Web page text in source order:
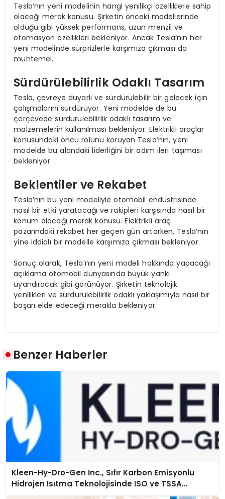
Tesla’nın yeni modelinin hangi yenilikçi özelliklere sahip
olacağı merak konusu. Şirketin önceki modellerinde
olduğu gibi yüksek performans, uzun menzil ve
otomasyon özellikleri bekleniyor. Ancak Tesla’nın her
yeni modelinde sürprizlerle karşımıza çıkması da
muhtemel.
Sürdürülebilirlik Odaklı Tasarım
Tesla, çevreye duyarlı ve sürdürülebilir bir gelecek için
çalışmalarını sürdürüyor. Yeni modelde de bu
çerçevede sürdürülebilirlik odaklı tasarım ve
malzemelerin kullanılması bekleniyor. Elektrikli araçlar
konusundaki öncü rolünü koruyan Tesla’nın, yeni
modelde bu alandaki liderliğini bir adım ileri taşıması
bekleniyor.
Beklentiler ve Rekabet
Tesla’nın bu yeni modeliyle otomobil endüstrisinde
nasıl bir etki yaratacağı ve rakipleri karşısında nasıl bir
konum alacağı merak konusu. Elektrikli araç
pazarındaki rekabet her geçen gün artarken, Tesla’nın
yine iddialı bir modelle karşımıza çıkması bekleniyor.
Sonuç olarak, Tesla’nın yeni modeli hakkında yapacağı
açıklama otomobil dünyasında büyük yankı
uyandıracak gibi görünüyor. Şirketin teknolojik
yenilikleri ve sürdürülebilirlik odaklı yaklaşımıyla nasıl bir
başarı elde edeceği merakla bekleniyor.
Benzer Haberler
Kleen-Hy-Dro-Gen Inc., Sıfır Karbon Emisyonlu
Hidrojen Isıtma Teknolojisinde ISO ve TSSA
Düzenleyici Onaylarını Aldı